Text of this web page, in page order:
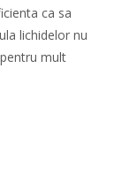
ca sa
lichidelor nu
mult